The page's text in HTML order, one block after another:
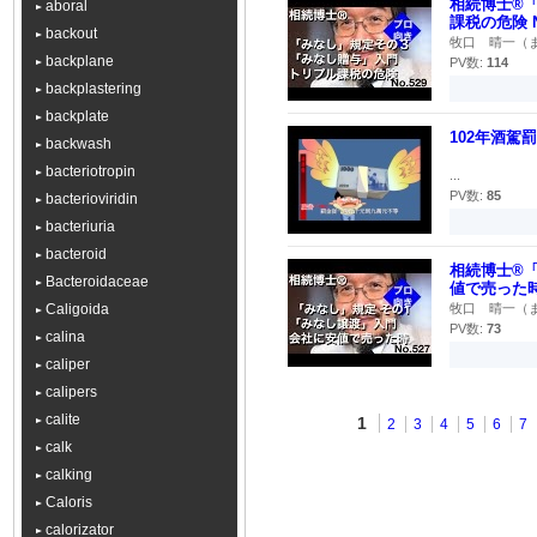
aboral
backout
backplane
backplastering
backplate
backwash
bacteriotropin
bacterioviridin
bacteriuria
bacteroid
Bacteroidaceae
Caligoida
calina
caliper
calipers
calite
calk
calking
Caloris
calorizator
相続博士®
課税の危険
牧口 晴一（
PV数: 114
102年酒駕
PV数: 85
相続博士®
値で売った
牧口 晴一（
PV数: 73
1 2 3 4 5 6 7